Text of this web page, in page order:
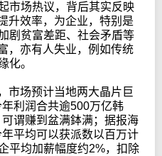
市场热议，背后其实反映
升效率，为企业，特别是
剧贫富差距、社会矛盾等
，亦有人失业，例如传统
化。
市场预计当地两大晶片巨
利润合共逾500万亿韩
谓赚到盆满鉢满；据报海
平均可以获派数以百万计
平均加薪幅度约2%，扣除